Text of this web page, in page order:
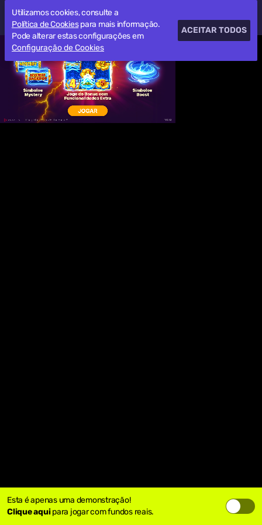
Esta é apenas uma demonstração!
Clique aquipara jogar com fundos reais.
Utilizamos cookies, consulte a
Política de Cookiespara mais informação.
Pode alterar estas configurações em
Configuração de Cookies
ACEITAR TODOS